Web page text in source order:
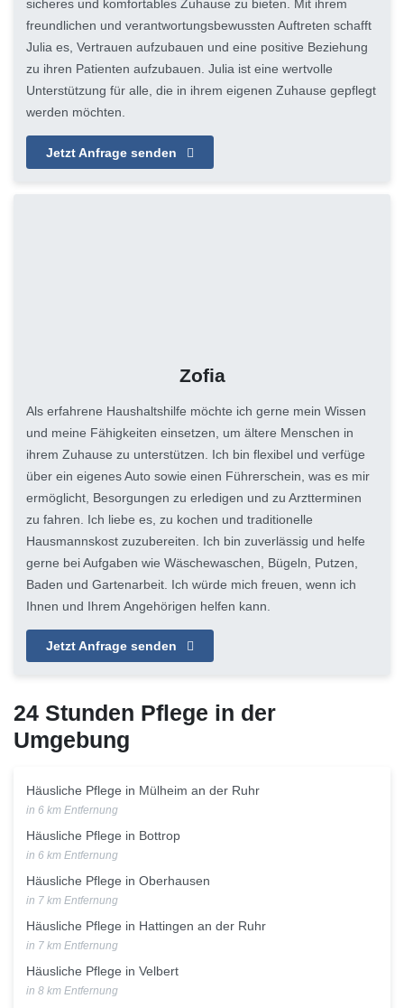
sicheres und komfortables Zuhause zu bieten. Mit ihrem
freundlichen und verantwortungsbewussten Auftreten schafft
Julia es, Vertrauen aufzubauen und eine positive Beziehung
zu ihren Patienten aufzubauen. Julia ist eine wertvolle
Unterstützung für alle, die in ihrem eigenen Zuhause gepflegt
werden möchten.
Jetzt Anfrage senden
Zofia
Als erfahrene Haushaltshilfe möchte ich gerne mein Wissen
und meine Fähigkeiten einsetzen, um ältere Menschen in
ihrem Zuhause zu unterstützen. Ich bin flexibel und verfüge
über ein eigenes Auto sowie einen Führerschein, was es mir
ermöglicht, Besorgungen zu erledigen und zu Arztterminen
zu fahren. Ich liebe es, zu kochen und traditionelle
Hausmannskost zuzubereiten. Ich bin zuverlässig und helfe
gerne bei Aufgaben wie Wäschewaschen, Bügeln, Putzen,
Baden und Gartenarbeit. Ich würde mich freuen, wenn ich
Ihnen und Ihrem Angehörigen helfen kann.
Jetzt Anfrage senden
24 Stunden Pflege in der
Umgebung
Häusliche Pflege in Mülheim an der Ruhr
in 6 km Entfernung
Häusliche Pflege in Bottrop
in 6 km Entfernung
Häusliche Pflege in Oberhausen
in 7 km Entfernung
Häusliche Pflege in Hattingen an der Ruhr
in 7 km Entfernung
Häusliche Pflege in Velbert
in 8 km Entfernung